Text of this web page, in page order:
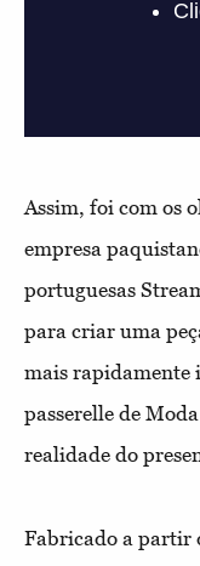
Assim, foi com os
empresa
portuguesas
para criar uma
mais rapidamente
passerelle de
realidade do
Fabricado a partir